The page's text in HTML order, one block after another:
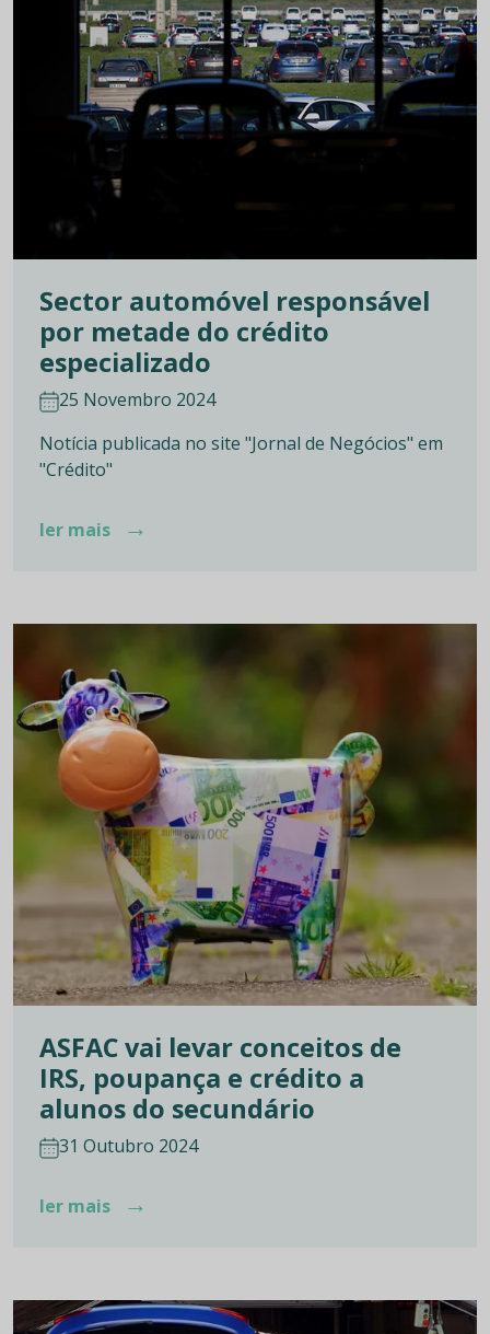
Sector automóvel responsável
por metade do crédito
especializado
25 Novembro 2024
Notícia publicada no site "Jornal de Negócios" em
"Crédito"
ler mais →
ASFAC vai levar conceitos de
IRS, poupança e crédito a
alunos do secundário
31 Outubro 2024
ler mais →